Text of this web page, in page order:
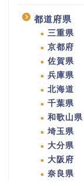
都道府県
三重県
京都府
佐賀県
兵庫県
北海道
千葉県
和歌山県
埼玉県
大分県
大阪府
奈良県